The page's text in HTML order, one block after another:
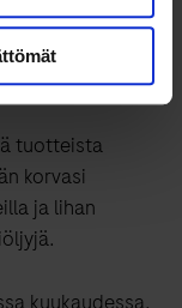
tuotteista
korvasi
ja lihan
kuukaudessa.